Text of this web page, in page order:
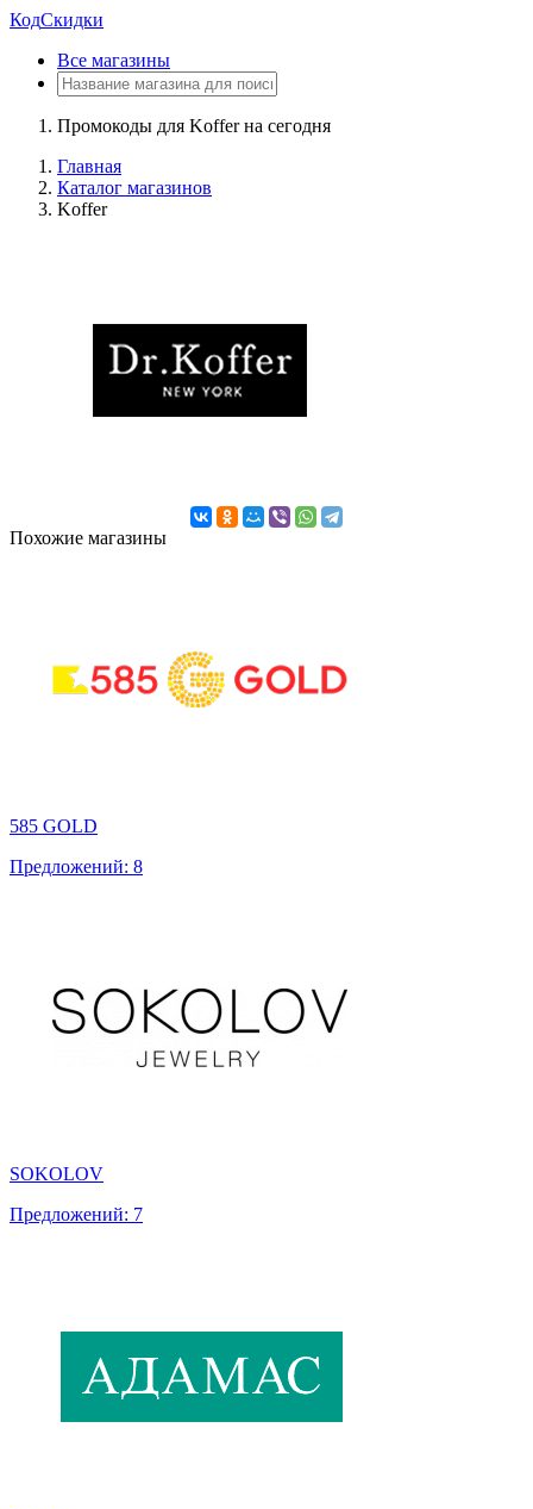
КодСкидки
Все магазины
Промокоды для Koffer на сегодня
Главная
Каталог магазинов
Koffer
Похожие магазины
585 GOLD
Предложений: 8
SOKOLOV
Предложений: 7